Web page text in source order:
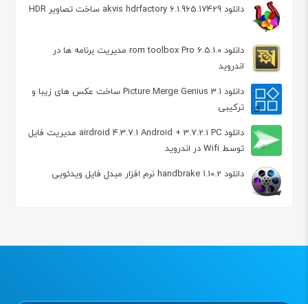
دانلود akvis hdrfactory 6.1.965.17429 ساخت تصاویر HDR
دانلود rom toolbox Pro 6.5.1.0 مدیریت برنامه ها در
اندروید
دانلود Picture Merge Genius 3.1 ساخت عکس های زیبا و
ترکیبی
دانلود airdroid 4.3.7.1 Android + 3.7.2.1 PC مدیریت فایل
توسط Wifi در اندروید
دانلود handbrake 1.10.2 نرم افزار مبدل فایل ویدئویی